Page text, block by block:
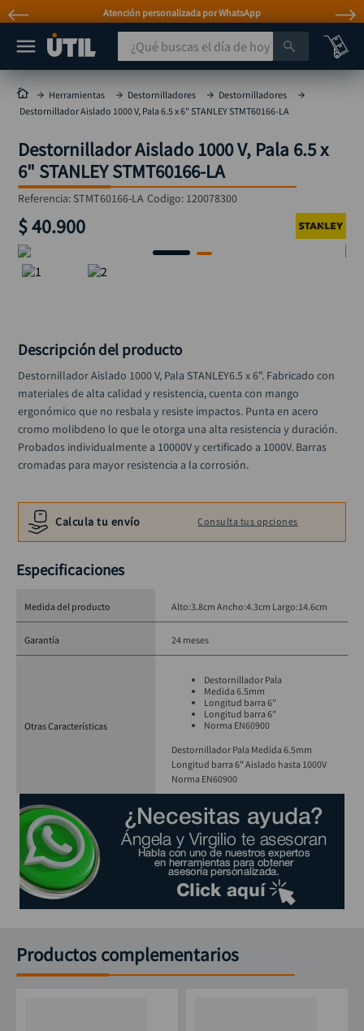
Atención personalizada por WhatsApp
¿Qué buscas el día de hoy?
Herramientas Destornilladores
Destornilladores
Destornillador Aislado 1000 V, Pala 6.5 x 6" STANLEY STMT60166-LA
Destornillador Aislado 1000 V, Pala 6.5 x
6" STANLEY STMT60166-LA
Referencia: STMT60166-LA Codigo: 120078300
$40.900
Descripción del producto
Destornillador Aislado 1000 V, Pala STANLEY6.5 x 6". Fabricado con
materiales de alta calidad y resistencia, cuenta con mango
ergonómico que no resbala y resiste impactos. Punta en acero
cromo molibdeno lo que le otorga una alta resistencia y duración.
Probados individualmente a 10000V y certificado a 1000V. Barras
cromadas para mayor resistencia a la corrosión.
Calcula tu envío Consulta tus opciones
Especificaciones
Medida del producto Alto:3.8cm Ancho:4.3cm Largo:14.6cm
Garantía 24 meses
Otras Características
Destornillador Pala
Medida 6.5mm
Longitud barra 6"
Longitud barra 6"
Norma EN60900
Destornillador Pala Medida 6.5mm
Longitud barra 6" Aislado hasta 1000V
Norma EN60900
Productos complementarios
MÁS BUSCADOS
taladro
taladros pulidoras
compresor
llave
sierra circular
ruteadora
rueda
alicate